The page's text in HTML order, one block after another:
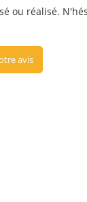
ou réalisé.
avis